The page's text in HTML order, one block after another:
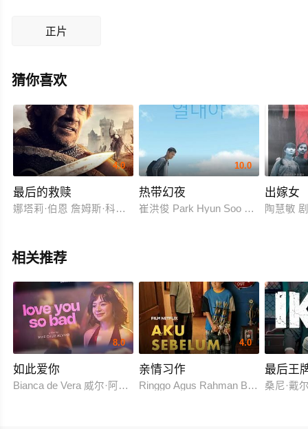
正片
猜你喜欢
4.0
最后的救赎
娜塔莉·伯恩 詹姆斯·科兹莫 Denisa Juhos
10.0
热带幻夜
崔洪俊 Park Hyun Soo 朴玄洙 Khan
出嫁女
陶慧敏
相关推荐
8.0
如此爱你
Bianca de Vera 威尔·阿什利·德莱昂
4.0
亲情习作
Ringgo Agus Rahman Bima Sena
最后王
桑尼·戴